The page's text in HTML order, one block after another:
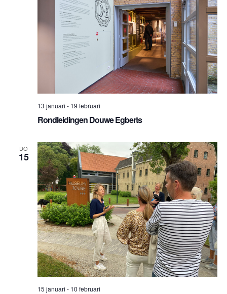
Rondleidingen Douwe Egberts
13 januari - 19 februari
DO
15
15 januari - 10 februari